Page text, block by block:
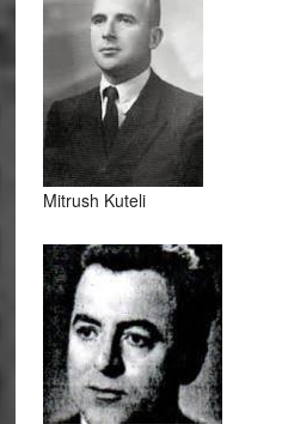
Mitrush Kuteli